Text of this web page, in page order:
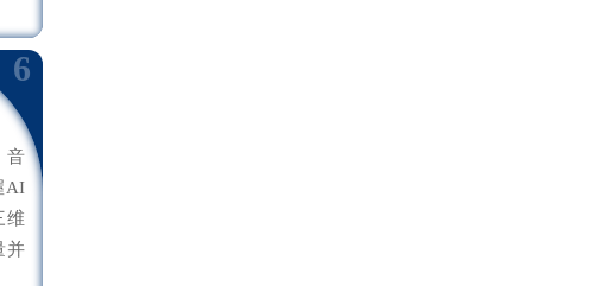
6
音
AI
维
并